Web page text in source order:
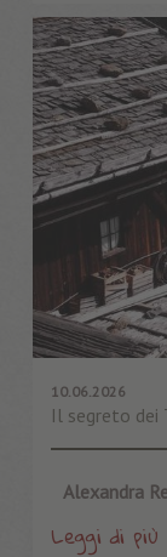
10.06.2026
Il segreto dei
Alexandra
Leggi di più